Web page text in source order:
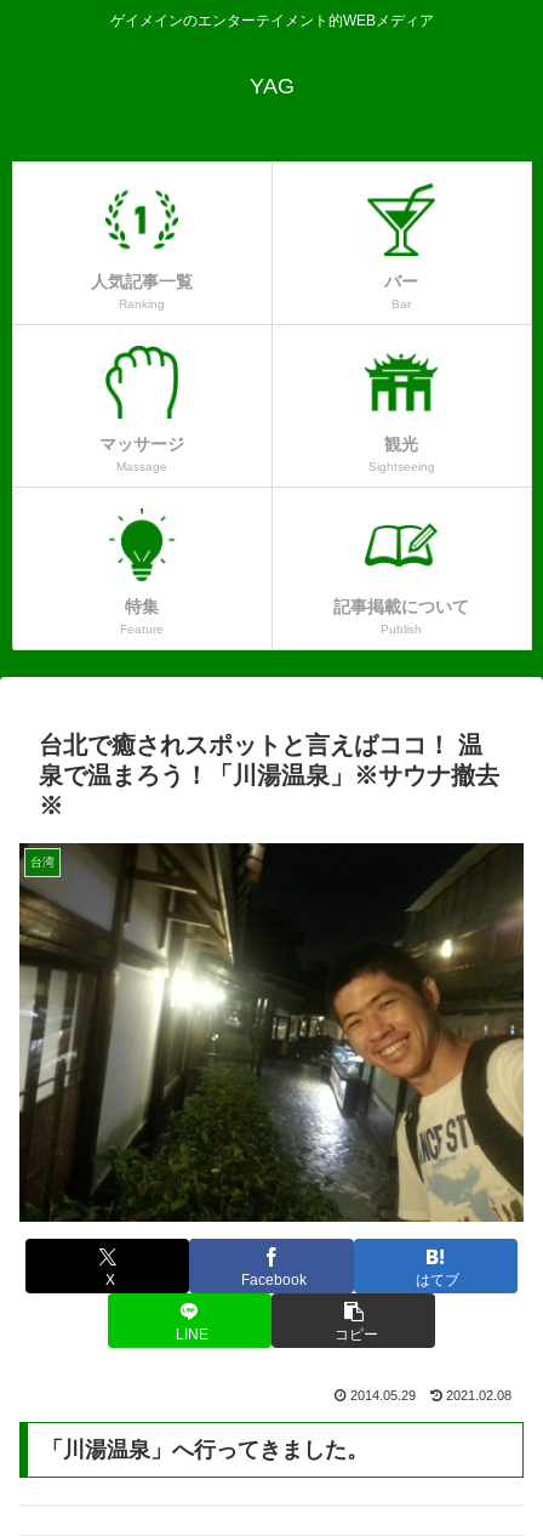
ゲイメインのエンターテイメント的WEBメディア
YAG
人気記事一覧
Ranking
バー
Bar
マッサージ
Massage
観光
Sightseeing
特集
Feature
記事掲載について
Publish
台北で癒されスポットと言えばココ！ 温
泉で温まろう！「川湯温泉」※サウナ撤去
※
台湾
X Facebook はてブ
LINE コピー
2014.05.29 2021.02.08
「川湯温泉」へ行ってきました。